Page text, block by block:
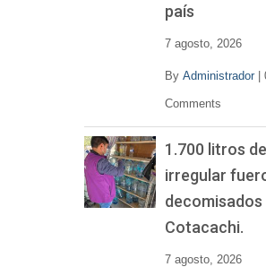
país
7 agosto, 2026
By Administrador|
Comments
1.700 litros
irregular
decomisados
Cotacachi.
7 agosto, 2026